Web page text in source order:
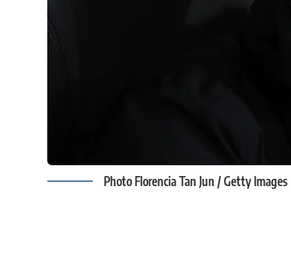
Photo Florencia Tan Jun / Getty Images